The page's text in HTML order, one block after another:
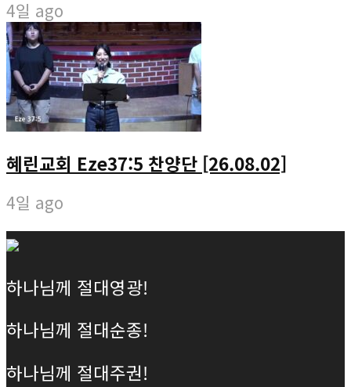
4일 ago
혜린교회 Eze37:5 찬양단 [26.08.02]
4일 ago
하나님께 절대영광!
하나님께 절대순종!
하나님께 절대주권!